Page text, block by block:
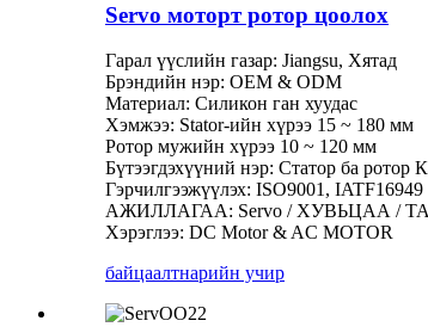
Servo моторт ротор цоолох
Гарал үүслийн газар: Jiangsu, Хятад
Брэндийн нэр: OEM & ODM
Материал: Силикон ган хуудас
Хэмжээ: Stator-ийн хүрээ 15 ~ 180 мм
Ротор мужийн хүрээ 10 ~ 120 мм
Бүтээгдэхүүний нэр: Статор ба ротор
Гэрчилгээжүүлэх: ISO9001, IATF16949
АЖИЛЛАГАА: Servo / ХУВЬЦАА /
Хэрэглээ: DC Motor & AC MOTOR
байцаалтнарийн учир